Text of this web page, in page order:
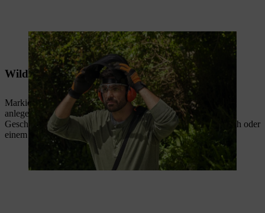
Vor der Arbeit wird eine Schutzausrüstung angelegt.
Wildblumenwiese anlegen: So gehen Sie vor
Markieren Sie die Fläche, auf der Sie die Wildblumen Wiese
anlegen möchten, mit einer Wäscheleine und Pflöcken.
Geschwungene Flächen markieren Sie mit dem Gartenschlauch oder
einem Seil.